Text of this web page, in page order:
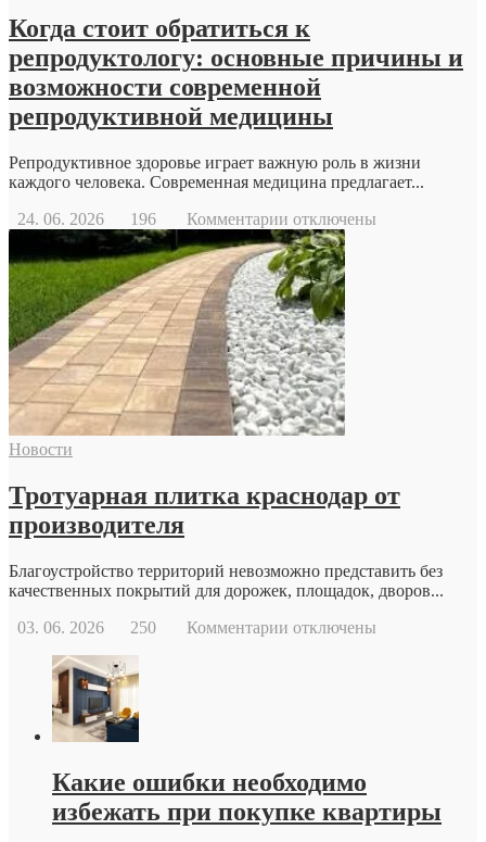
Когда стоит обратиться к
репродуктологу: основные причины и
возможности современной
репродуктивной медицины
Репродуктивное здоровье играет важную роль в жизни
каждого человека. Современная медицина предлагает...
24. 06. 2026
196 Комментарии к
записи
Когда
стоит
обратиться
к
репродуктологу:
основные
причины
и
возможности
современной
отключены
Новости
Тротуарная плитка краснодар от
производителя
Благоустройство территорий невозможно представить без
качественных покрытий для дорожек, площадок, дворов...
03. 06. 2026
250 Комментарии котключены
Какие ошибки необходимо
избежать при покупке квартиры